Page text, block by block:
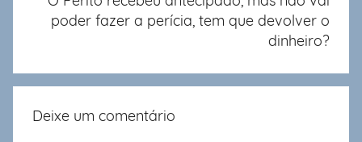
poder fazer a perícia, tem que devolver o
dinheiro?
Deixe um comentário